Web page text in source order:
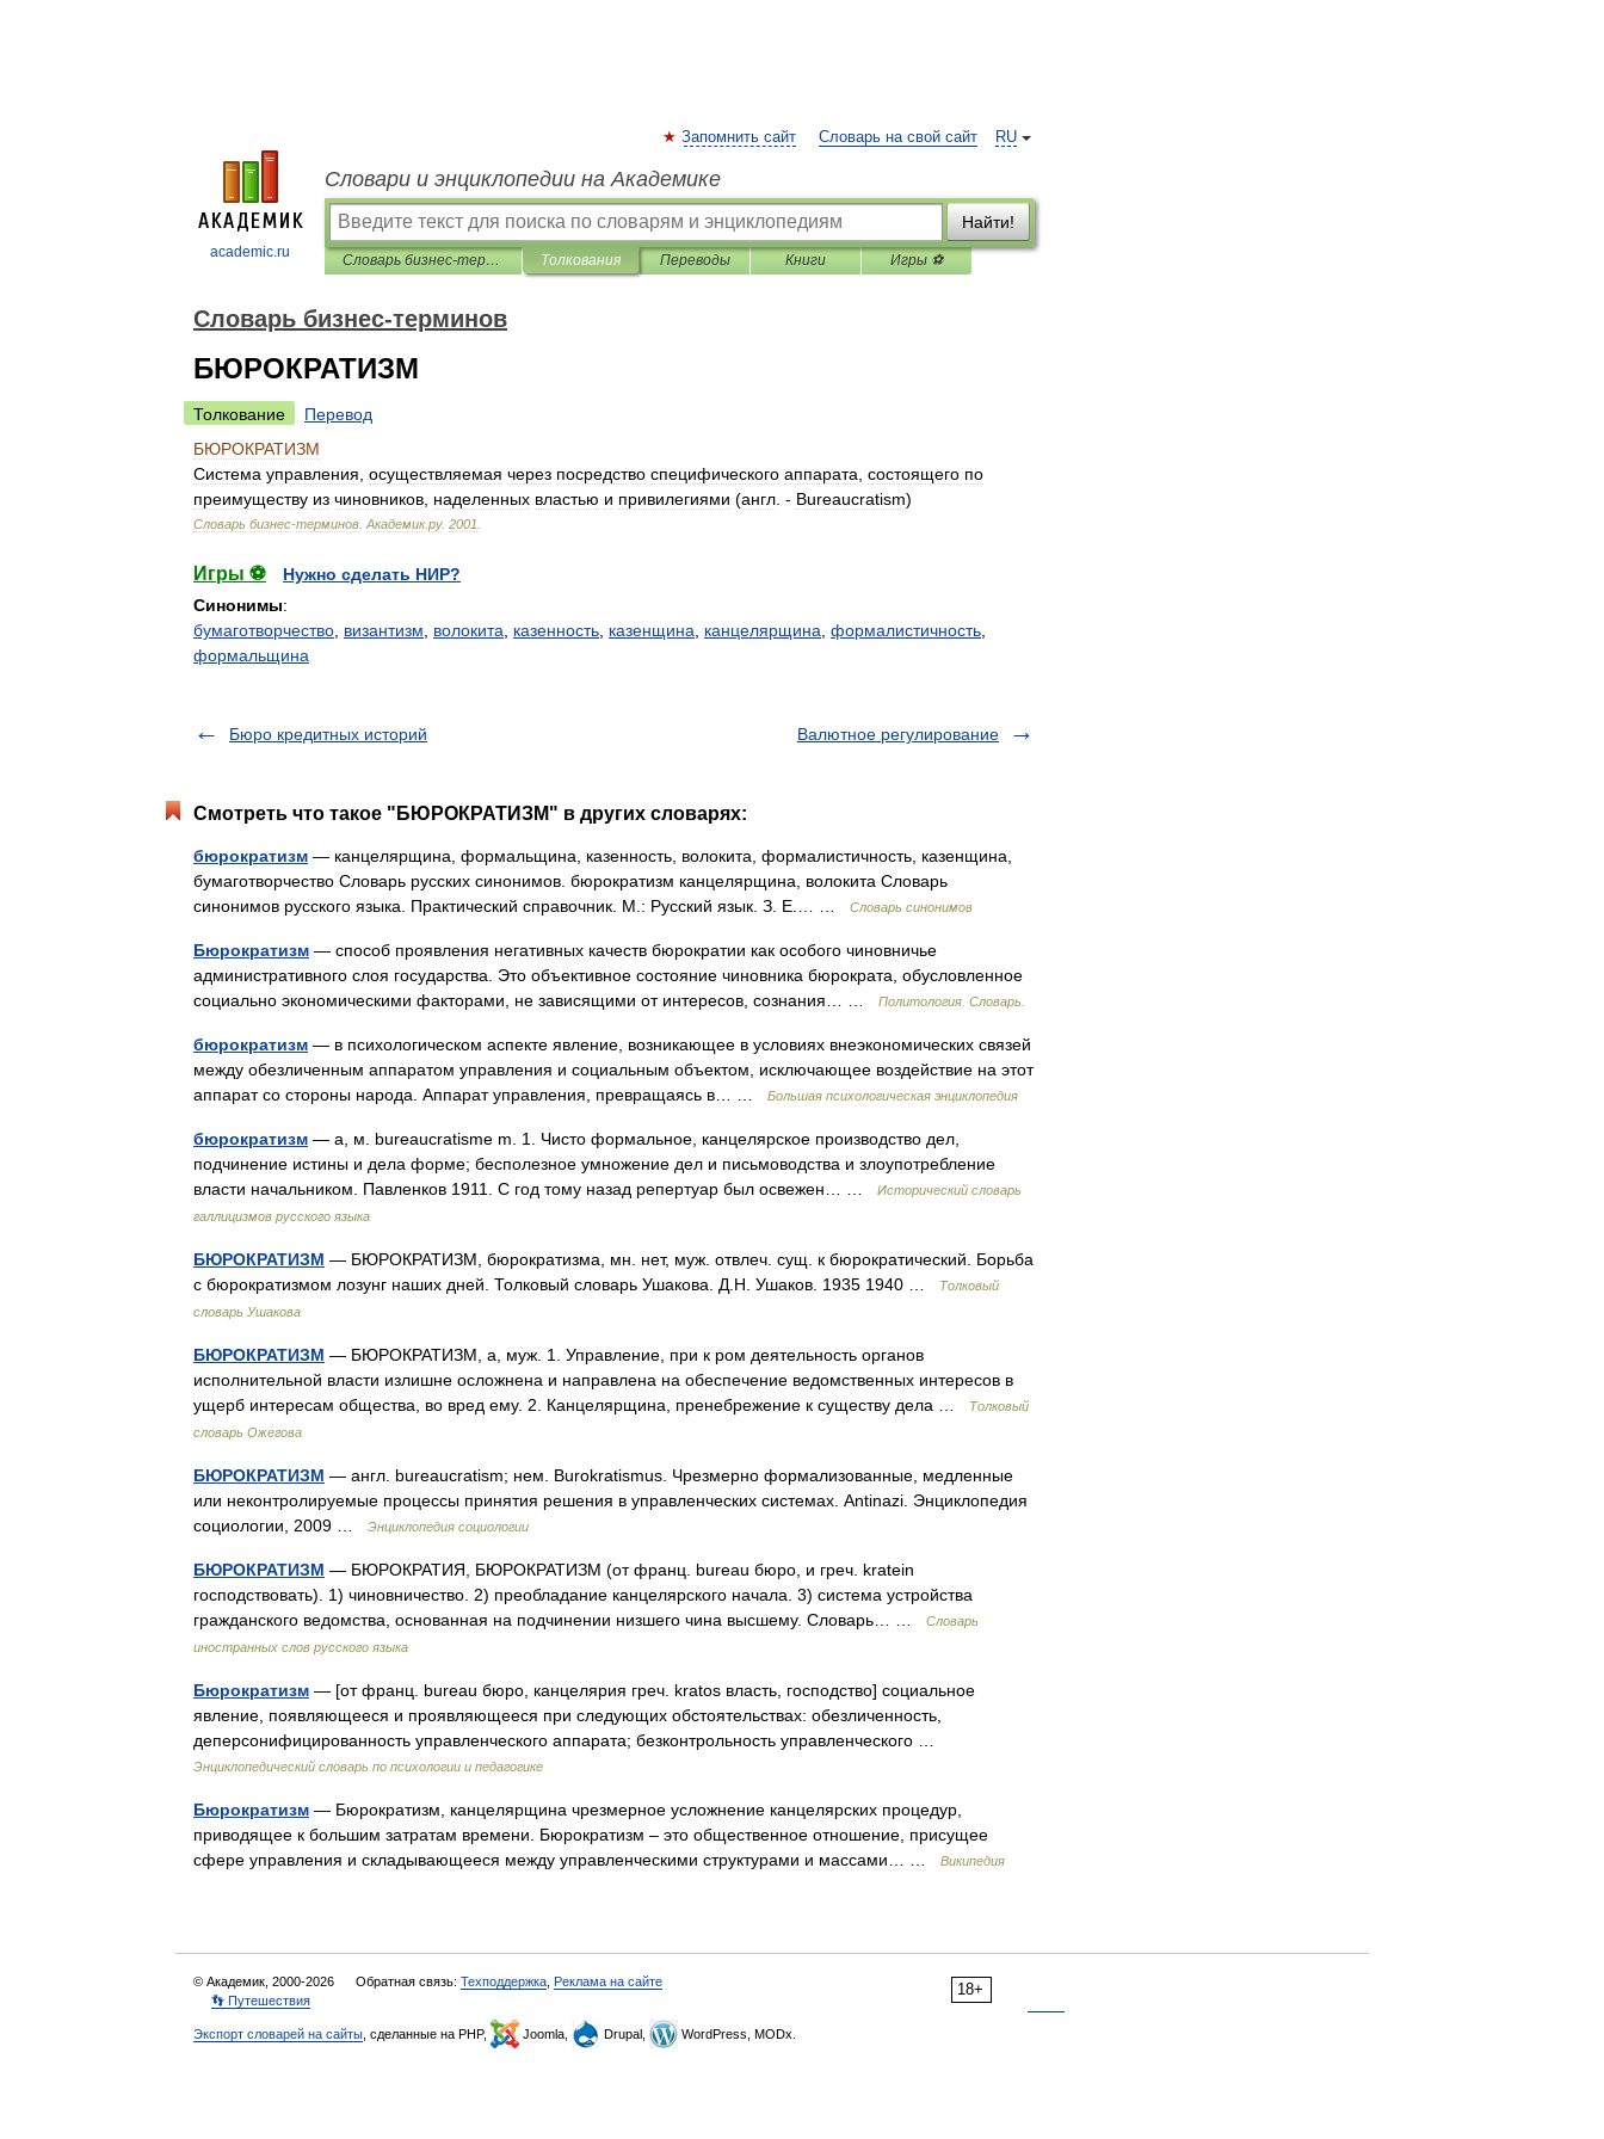
academic.ru
RU
Запомнить сайт Словарь на свой сайт
Словари и энциклопедии на Академике
Найти!
Словарь бизнес-терминов Толкования Переводы Книги Игры ⚽
Словарь бизнес-терминов
БЮРОКРАТИЗМ
Толкование
Перевод
БЮРОКРАТИЗМ
Система управления осуществляемая через посредство специфического аппарата состоящего по
преимуществу из чиновников наделенных властью и привилегиями (англ . - Bureaucratism)
Словарь бизнес-терминов Академик.ру. 2001
Игры ⚽
Нужно сделать НИР?
Синонимы:
бумаготворчество византизм волокита казенность казенщина канцелярщина формалистичность
формальщина
Бюро кредитных историй Валютное регулирование
Смотреть что такое "БЮРОКРАТИЗМ" в других словарях:
бюрократизм — канцелярщина, формальщина, казенность, волокита, формалистичность, казенщина,
бумаготворчество Словарь русских синонимов. бюрократизм канцелярщина, волокита Словарь
синонимов русского языка. Практический справочник. М.: Русский язык. З. Е.… …
Словарь синонимов
Бюрократизм — способ проявления негативных качеств бюрократии как особого чиновничье
административного слоя государства. Это объективное со­стояние чиновника бюрократа, обусловленное
соци­ально экономическими факторами, не зависящими от интересов, сознания… …
Политология. Словарь.
бюрократизм — в психологическом аспекте явление, возникающее в условиях внеэкономических связей
между обезличенным аппаратом управления и социальным объектом, исключающее воздействие на этот
аппарат со стороны народа. Аппарат управления, превращаясь в… …
Большая психологическая энциклопедия
бюрократизм — а, м. bureaucratisme m. 1. Чисто формальное, канцелярское производство дел,
подчинение истины и дела форме; бесполезное умножение дел и письмоводства и злоупотребление
власти начальником. Павленков 1911. С год тому назад репертуар был освежен… …
Исторический словарь
галлицизмов русского языка
БЮРОКРАТИЗМ — БЮРОКРАТИЗМ, бюрократизма, мн. нет, муж. отвлеч. сущ. к бюрократический. Борьба
с бюрократизмом лозунг наших дней. Толковый словарь Ушакова. Д.Н. Ушаков. 1935 1940 …
Толковый
словарь Ушакова
БЮРОКРАТИЗМ — БЮРОКРАТИЗМ, а, муж. 1. Управление, при к ром деятельность органов
исполнительной власти излишне осложнена и направлена на обеспечение ведомственных интересов в
ущерб интересам общества, во вред ему. 2. Канцелярщина, пренебрежение к существу дела …
Толковый
словарь Ожегова
БЮРОКРАТИЗМ — англ. bureaucratism; нем. Burokratismus. Чрезмерно формализованные, медленные
или неконтролируемые процессы принятия решения в управленческих системах. Antinazi. Энциклопедия
социологии, 2009 …
Энциклопедия социологии
БЮРОКРАТИЗМ — БЮРОКРАТИЯ, БЮРОКРАТИЗМ (от франц. bureau бюро, и греч. kratein
господствовать). 1) чиновничество. 2) преобладание канцелярского начала. 3) система устройства
гражданского ведомства, основанная на подчинении низшего чина высшему. Словарь… …
Словарь
иностранных слов русского языка
Бюрократизм — [от франц. bureau бюро, канцелярия греч. kratos власть, господство] социальное
явление, появляющееся и проявляющееся при следующих обстоятельствах: обезличенность,
деперсонифицированность управленческого аппарата; безконтрольность управленческого …
Энциклопедический словарь по психологии и педагогике
Бюрократизм — Бюрократизм, канцелярщина чрезмерное усложнение канцелярских процедур,
приводящее к большим затратам времени. Бюрократизм – это общественное отношение, присущее
сфере управления и складывающееся между управленческими структурами и массами… …
Википедия
18+
© Академик, 2000-2026 Обратная связь: Техподдержка Реклама на сайте
👣 Путешествия
Экспорт словарей на сайты , сделанные на PHP, Joomla, Drupal, WordPress, MODx.